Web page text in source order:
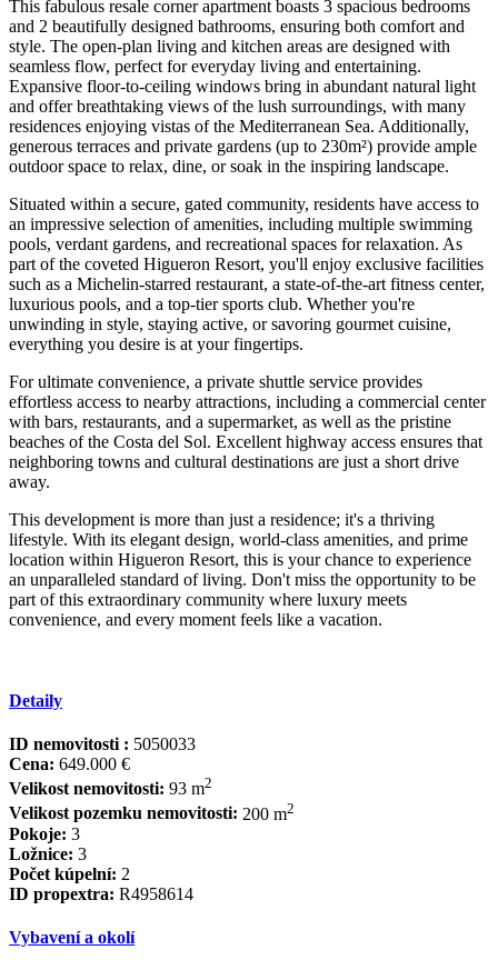
This fabulous resale corner apartment boasts 3 spacious bedrooms
and 2 beautifully designed bathrooms, ensuring both comfort and
style. The open-plan living and kitchen areas are designed with
seamless flow, perfect for everyday living and entertaining.
Expansive floor-to-ceiling windows bring in abundant natural light
and offer breathtaking views of the lush surroundings, with many
residences enjoying vistas of the Mediterranean Sea. Additionally,
generous terraces and private gardens (up to 230m²) provide ample
outdoor space to relax, dine, or soak in the inspiring landscape.
Situated within a secure, gated community, residents have access to
an impressive selection of amenities, including multiple swimming
pools, verdant gardens, and recreational spaces for relaxation. As
part of the coveted Higueron Resort, you'll enjoy exclusive facilities
such as a Michelin-starred restaurant, a state-of-the-art fitness center,
luxurious pools, and a top-tier sports club. Whether you're
unwinding in style, staying active, or savoring gourmet cuisine,
everything you desire is at your fingertips.
For ultimate convenience, a private shuttle service provides
effortless access to nearby attractions, including a commercial center
with bars, restaurants, and a supermarket, as well as the pristine
beaches of the Costa del Sol. Excellent highway access ensures that
neighboring towns and cultural destinations are just a short drive
away.
This development is more than just a residence; it's a thriving
lifestyle. With its elegant design, world-class amenities, and prime
location within Higueron Resort, this is your chance ‌to ‌experience
‌an ‌unparalleled ‌standard of ‌living. ‌Don't miss ‌the opportunity ‌to be
part ‌of ‌this ‌extraordinary community where ‌luxury ‌meets
convenience, and ‌every ‌moment ‌feels ‌like ‌a ‌vacation.
Detaily
ID nemovitosti : 5050033
Cena: 649.000 €
Velikost nemovitosti: 93 m2
Velikost pozemku nemovitosti: 200 m2
Pokoje: 3
Ložnice: 3
Počet kúpelní: 2
ID propextra: R4958614
Vybavení a okolí